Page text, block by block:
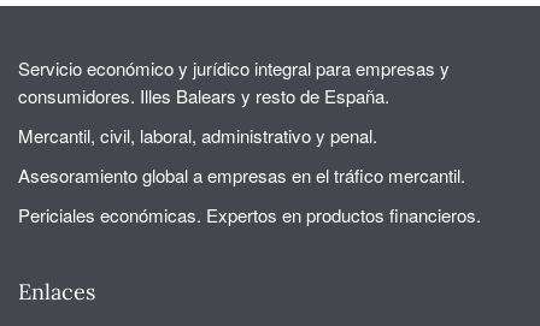
Servicio económico y jurídico integral para empresas y
consumidores. Illes Balears y resto de España.
Mercantil, civil, laboral, administrativo y penal.
Asesoramiento global a empresas en el tráfico mercantil.
Periciales económicas. Expertos en productos financieros.
Enlaces